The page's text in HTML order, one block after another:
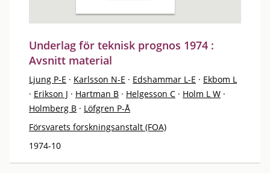
Underlag för teknisk prognos 1974 :
Avsnitt material
Ljung P-E · Karlsson N-E · Edshammar L-E · Ekbom L
· Erikson J · Hartman B · Helgesson C · Holm L W ·
Holmberg B · Löfgren P-Å
Försvarets forskningsanstalt (FOA)
1974-10